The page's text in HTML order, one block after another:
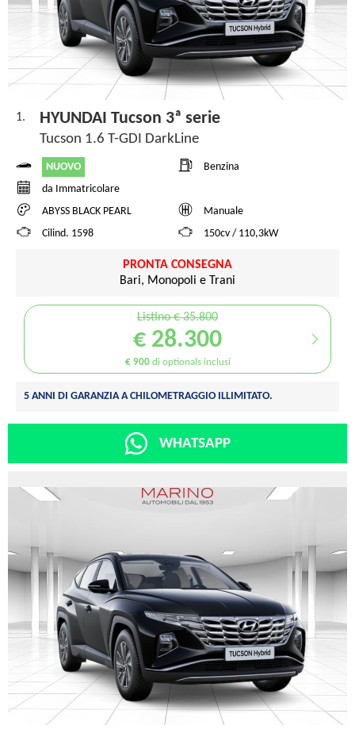
1. HYUNDAI Tucson 3ª serie
Tucson 1.6 T-GDI DarkLine
NUOVO
Benzina
da Immatricolare
ABYSS BLACK PEARL
Manuale
Cilind. 1598
150cv / 110,3kW
PRONTA CONSEGNA
Bari, Monopoli e Trani
Listino € 35.800
€ 28.300
€ 900di optionals inclusi
5 ANNI DI GARANZIA A CHILOMETRAGGIO ILLIMITATO.
WHATSAPP